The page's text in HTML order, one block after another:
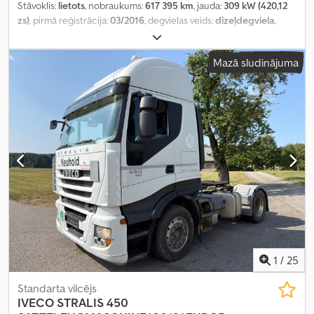
Stāvoklis: lietots, nobraukums:617 395 km, jauda: 309 kW (420,12
zs), pirmā reģistrācija:03/2016, degvielas veids:dīzeļdegviela,
, asu konfigurācija:
retardētājs, krāsa:balts, pārnesuma veids:automātisks, emisijas
, Aprīkojums:gaisa kondicionēšana, stāvvietas
Mazā sludinājuma
1 / 25
Standarta vilcējs
IVECO STRALIS 450